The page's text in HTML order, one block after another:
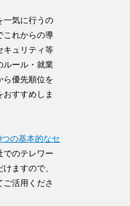
一気に行うの
これからの導
キュリティ等
ルール・就業
ら優先順位を
すすめしま
つの基本的なセ
でのテレワー
ますので、
ご活用くださ